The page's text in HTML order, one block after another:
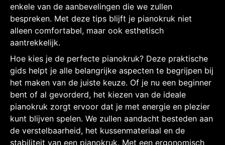
enkele van de aanbevelingen die we zullen
bespreken. Met deze tips blijft je pianokruk niet
alleen comfortabel, maar ook esthetisch
aantrekkelijk.
Hoe kies je de perfecte pianokruk? Deze praktische
gids helpt je alle belangrijke aspecten te begrijpen bij
het maken van de juiste keuze. Of je nu een beginner
bent of al gevorderd, het kiezen van de ideale
pianokruk zorgt ervoor dat je met energie en plezier
kunt blijven spelen. We zullen aandacht besteden aan
de verstelbaarheid, het kussenmateriaal en de
stabiliteit van een pianokruk. Met een ergonomisch